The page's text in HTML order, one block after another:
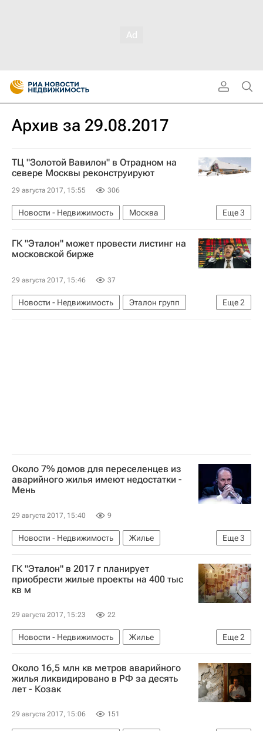
Архив за 29.08.2017
ТЦ "Золотой Вавилон" в Отрадном на
севере Москвы реконструируют
29 августа 2017, 15:55 306
Еще3
Новости - Недвижимость
Москва
Реконструкция
Коммерческая недвижимость
Россия
ГК "Эталон" может провести листинг на
московской бирже
29 августа 2017, 15:46 37
Еще2
Новости - Недвижимость
Эталон групп
Акции
Россия
Около 7% домов для переселенцев из
аварийного жилья имеют недостатки -
Мень
29 августа 2017, 15:40 9
Еще3
Новости - Недвижимость
Жилье
Аварийные дома
Михаил Мень Россия
ГК "Эталон" в 2017 г планирует
приобрести жилые проекты на 400 тыс
кв м
29 августа 2017, 15:23 22
Еще2
Новости - Недвижимость
Жилье
Эталон групп
Россия
Около 16,5 млн кв метров аварийного
жилья ликвидировано в РФ за десять
лет - Козак
29 августа 2017, 15:06 151